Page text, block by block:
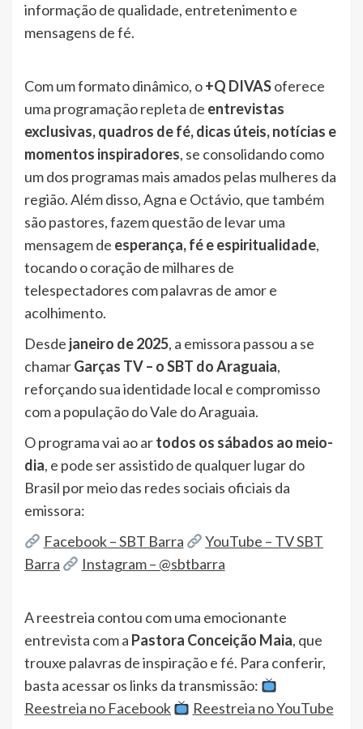
informação de qualidade, entretenimento e
mensagens de fé.
Com um formato dinâmico, o+Q DIVASoferece
uma programação repleta de entrevistas
exclusivas, quadros de fé, dicas úteis, notícias e
momentos inspiradores, se consolidando como
um dos programas mais amados pelas mulheres da
região. Além disso, Agna e Octávio, que também
são pastores, fazem questão de levar uma
mensagem de esperança, fé e espiritualidade,
tocando o coração de milhares de
telespectadores com palavras de amor e
acolhimento.
Desde janeiro de 2025, a emissora passou a se
chamarGarças TV – o SBT do Araguaia,
reforçando sua identidade local e compromisso
com a população do Vale do Araguaia.
O programa vai ao artodos os sábados ao meio-
dia, e pode ser assistido de qualquer lugar do
Brasil por meio das redes sociais oficiais da
emissora:
Facebook – SBT Barra
YouTube – TV SBT
Barra
Instagram – @sbtbarra
A reestreia contou com uma emocionante
entrevista com a Pastora Conceição Maia, que
trouxe palavras de inspiração e fé. Para conferir,
basta acessar os links da transmissão:
Reestreia no Facebook
Reestreia no YouTube